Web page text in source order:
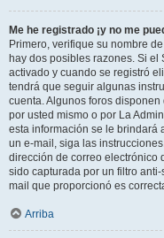
Me he registrado ¡y no me
Primero, verifique su nombre
hay dos posibles razones. Si el
activado y cuando se registró
tendrá que seguir algunas
cuenta. Algunos foros
por usted mismo o por La
esta información se le brindará
un e-mail, siga las
dirección de correo electrónico
sido capturada por un filtro
mail que proporcionó es
Arriba